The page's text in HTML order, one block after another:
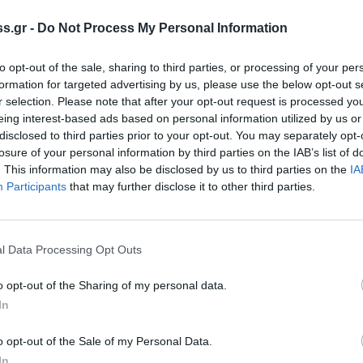
- Do Not Process My Personal Information
opt-out of the sale, sharing to third parties, or processing of your
for targeted advertising by us, please use the below opt-out
selection. Please note that after your opt-out request is processed
interest-based ads based on personal information utilized by us
to third parties prior to your opt-out. You may separately
of your personal information by third parties on the IAB’s list of
This information may also be disclosed by us to third parties on the
Participants that may further disclose it to other third parties.
Data Processing Opt Outs
opt-out of the Sharing of my personal data.
opt-out of the Sale of my Personal Data.
Μοιράγια. Η πρότασή του αφορά στην
μας Συμβουλίου, η οποία επισκιάστηκε από την
ιστορικού και συγγραφέα, Σαράντου
κατέθεσα κατά τη συνεδρίαση και αφορούσε
Σπάρτης η οποία θα φέρει το όνομα του
εξετάσετε και τη δυνατότητα: α) φιλοξενίας
Κέντρο του Δήμου Σπάρτης (στέγαση στη
Αρχεία του Κράτους Νομού Λακωνίας και
θέση σε πλατεία της πόλης μας.
την αιγίδα σας, προκειμένου να
στόχο θα έχει τον ελάχιστο φόρο τιμής